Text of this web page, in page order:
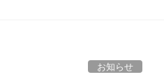
お知らせ